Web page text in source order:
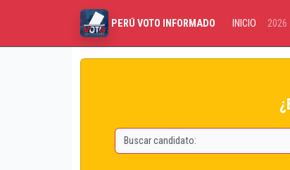
PERÚ VOTO INFORMADO INICIO 2026